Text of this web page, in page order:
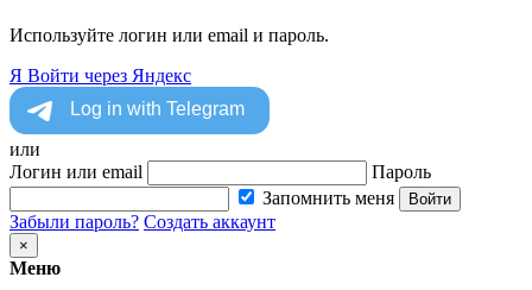
Используйте логин или email и пароль.
Я Войти через Яндекс
или
Логин или email
Пароль
Запомнить меня
Войти
Забыли пароль? Создать аккаунт
×
Меню